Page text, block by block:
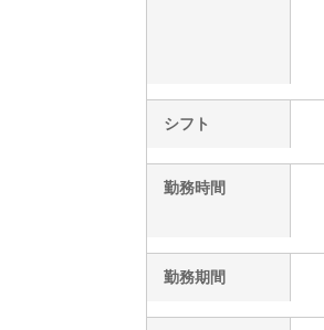
シフト
勤務時間
勤務期間